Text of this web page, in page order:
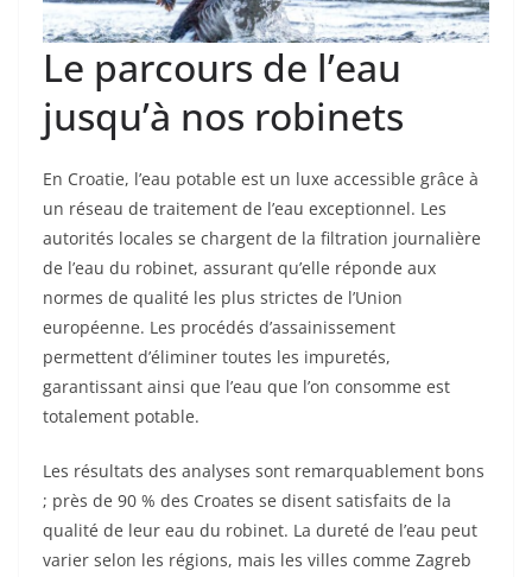
Le parcours de l’eau
jusqu’à nos robinets
En Croatie, l’eau potable est un luxe accessible grâce à
un réseau de traitement de l’eau exceptionnel. Les
autorités locales se chargent de la filtration journalière
de l’eau du robinet, assurant qu’elle réponde aux
normes de qualité les plus strictes de l’Union
européenne. Les procédés d’assainissement
permettent d’éliminer toutes les impuretés,
garantissant ainsi que l’eau que l’on consomme est
totalement potable.
Les résultats des analyses sont remarquablement bons
; près de 90 % des Croates se disent satisfaits de la
qualité de leur eau du robinet. La dureté de l’eau peut
varier selon les régions, mais les villes comme Zagreb